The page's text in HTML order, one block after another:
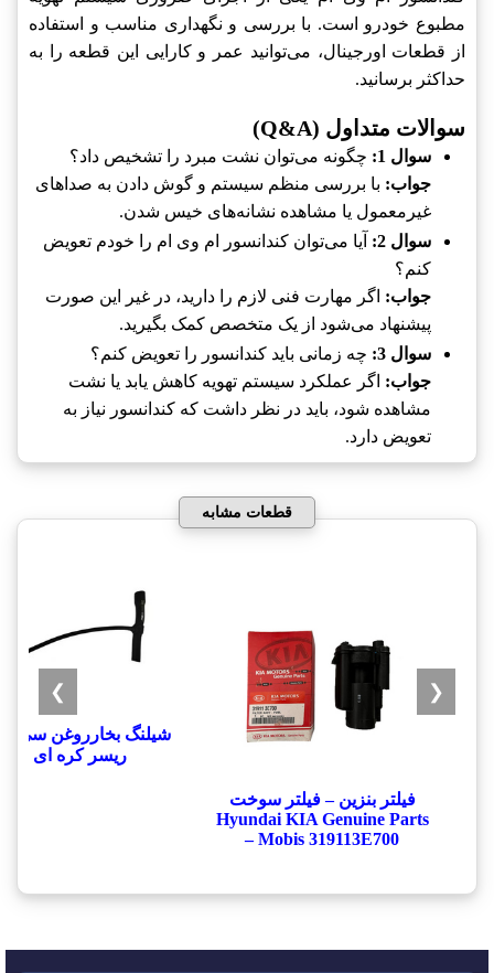
مطبوع خودرو است. با بررسی و نگهداری مناسب و استفاده
از قطعات اورجینال، می‌توانید عمر و کارایی این قطعه را به
حداکثر برسانید.
سوالات متداول (Q&A)
سوال 1:
چگونه می‌توان نشت مبرد را تشخیص داد؟
جواب: با بررسی منظم سیستم و گوش دادن به صداهای
غیرمعمول یا مشاهده نشانه‌های خیس شدن.
سوال 2:
آیا می‌توان کندانسور ام وی ام را خودم تعویض
کنم؟
جواب: اگر مهارت فنی لازم را دارید، در غیر این صورت
پیشنهاد می‌شود از یک متخصص کمک بگیرید.
سوال 3:
چه زمانی باید کندانسور را تعویض کنم؟
جواب: اگر عملکرد سیستم تهویه کاهش یابد یا نشت
مشاهده شود، باید در نظر داشت که کندانسور نیاز به
تعویض دارد.
قطعات مشابه
فیلتر بنزین – فیلتر سوخت
Hyundai KIA Genuine Parts
– Mobis 319113E700
شيلنگ بخارروغن سي
ريسر کره ای
❮
❯